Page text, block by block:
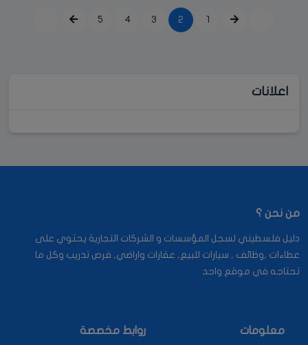
1
2
3
4
5
اعلانات
من نحن ؟
دليل فلسطيني لسجل المؤسسات و الشركات التجارية يحتوي على
عطاءات ,وظائف , سيارات للبيع, عقارات واراضي, فرص تدريب وكل ما
تحتاجه في موقع واحد
معلومات روابط مخصصة